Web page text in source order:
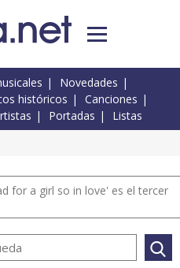
Novedades
históricos
Canciones
Portadas Listas
for a girl so in love' es el tercer